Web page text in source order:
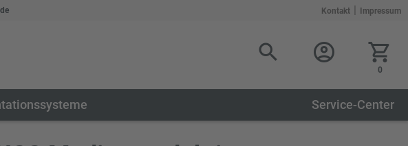
Kontakt | Impressum
0
Service-Center